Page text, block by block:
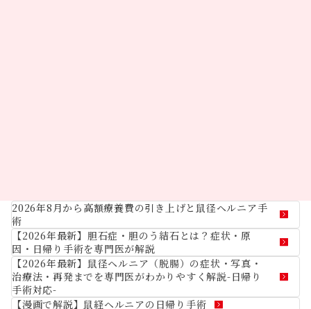
2026年8月から高額療養費の引き上げと鼠径ヘルニア手
術
【2026年最新】胆石症・胆のう結石とは？症状・原
因・日帰り手術を専門医が解説
【2026年最新】鼠径ヘルニア（脱腸）の症状・写真・
治療法・再発までを専門医がわかりやすく解説-日帰り
手術対応-
【漫画で解説】鼠経ヘルニアの日帰り手術